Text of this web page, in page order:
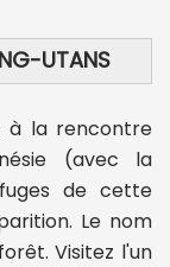
UTANS
la rencontre
(avec la
de cette
Le nom
Visitez l'un